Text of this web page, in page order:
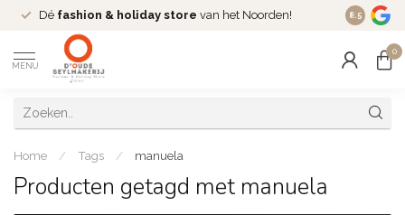
Dé fashion & holiday store van het Noorden! Mode van
8.5
MENU
0
Home / Tags / manuela
Producten getagd met manuela